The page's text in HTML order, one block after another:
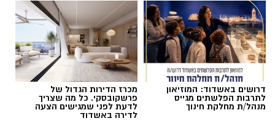
דרושים באשדוד: המוזיאון
לתרבות הפלשתים מגייס
מנהל/ת מחלקת חינוך
מכרז הדירות הגדול של
פרשקובסקי. כל מה שצריך
לדעת לפני שמגישים הצעה
לדירה באשדוד